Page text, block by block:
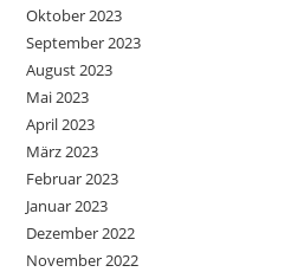
Oktober 2023
September 2023
August 2023
Mai 2023
April 2023
März 2023
Februar 2023
Januar 2023
Dezember 2022
November 2022